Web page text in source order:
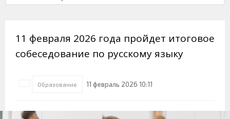
11 февраля 2026 года пройдет итоговое
собеседование по русскому языку
Образование 11 февраль 2026 10:11